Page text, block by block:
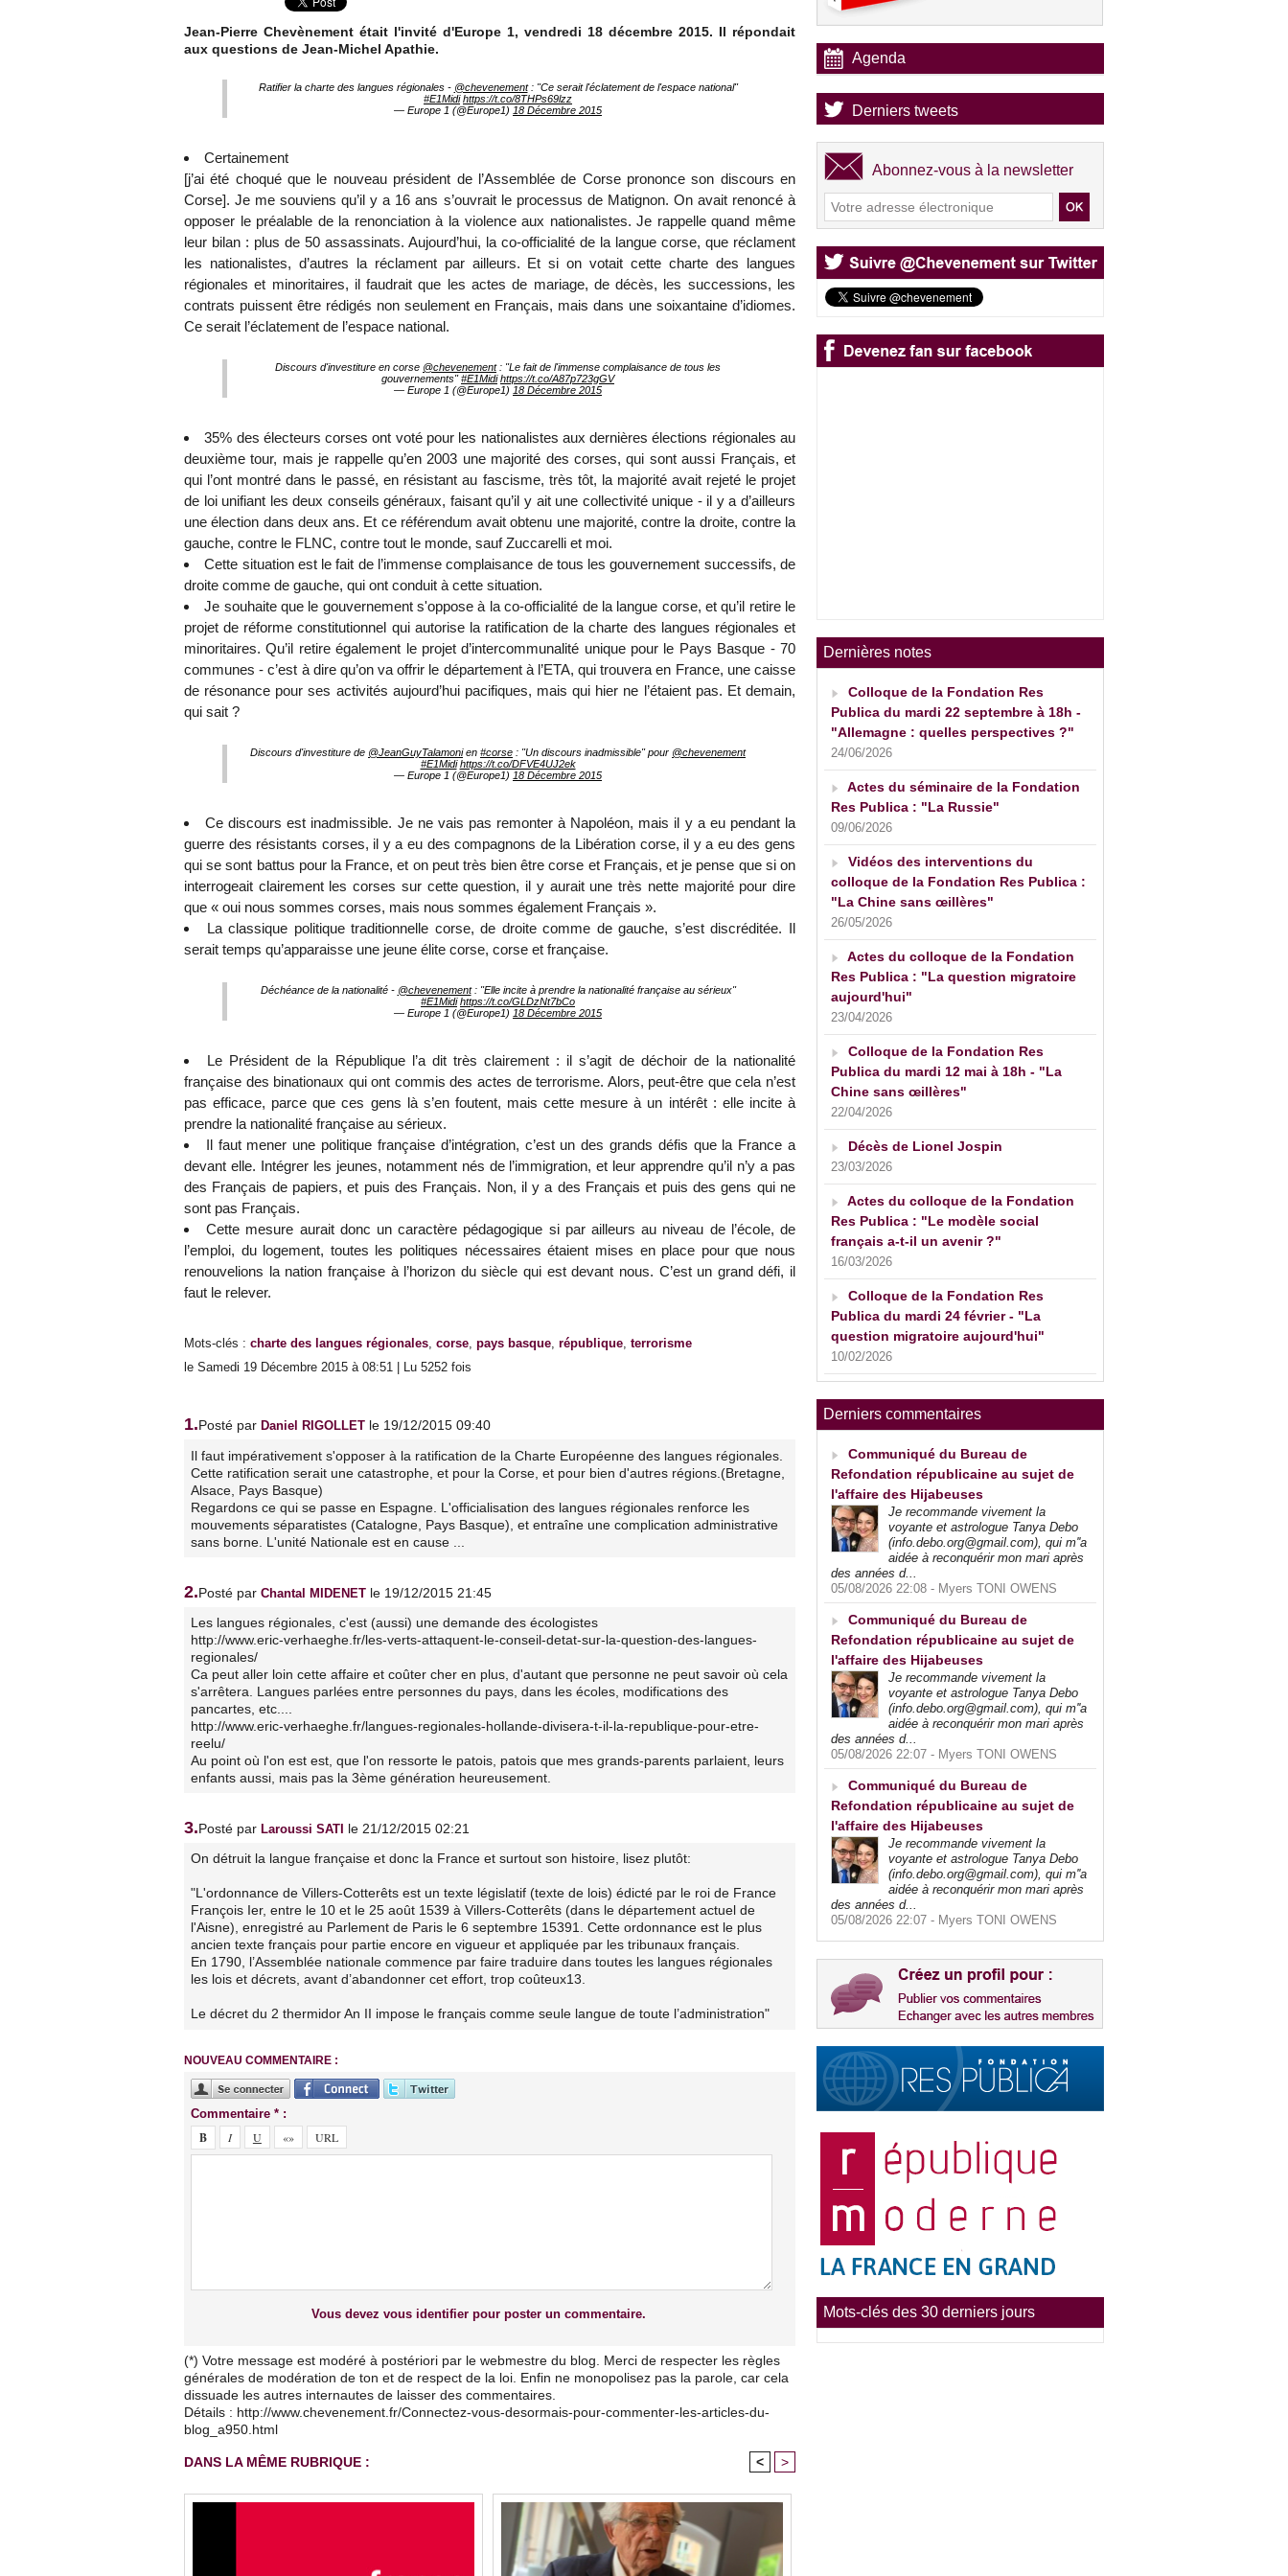
Jean-Pierre Chevènement était l'invité d'Europe 1, vendredi 18 décembre 2015. Il répondait
aux questions de Jean-Michel Apathie.
Ratifier la charte des langues régionales - @chevenement: "Ce serait l'éclatement de l'espace national"
#E1Midi https://t.co/8THPs69lzz
— Europe 1 (@Europe1) 18 Décembre 2015
Certainement
[j’ai été choqué que le nouveau président de l’Assemblée de Corse prononce son discours en
Corse]. Je me souviens qu’il y a 16 ans s’ouvrait le processus de Matignon. On avait renoncé à
opposer le préalable de la renonciation à la violence aux nationalistes. Je rappelle quand même
leur bilan : plus de 50 assassinats. Aujourd’hui, la co-officialité de la langue corse, que réclament
les nationalistes, d’autres la réclament par ailleurs. Et si on votait cette charte des langues
régionales et minoritaires, il faudrait que les actes de mariage, de décès, les successions, les
contrats puissent être rédigés non seulement en Français, mais dans une soixantaine d’idiomes.
Ce serait l’éclatement de l’espace national.
Discours d'investiture en corse @chevenement: "Le fait de l'immense complaisance de tous les
gouvernements"#E1Midi https://t.co/A87p723gGV
— Europe 1 (@Europe1) 18 Décembre 2015
35% des électeurs corses ont voté pour les nationalistes aux dernières élections régionales au
deuxième tour, mais je rappelle qu’en 2003 une majorité des corses, qui sont aussi Français, et
qui l’ont montré dans le passé, en résistant au fascisme, très tôt, la majorité avait rejeté le projet
de loi unifiant les deux conseils généraux, faisant qu’il y ait une collectivité unique - il y a d’ailleurs
une élection dans deux ans. Et ce référendum avait obtenu une majorité, contre la droite, contre la
gauche, contre le FLNC, contre tout le monde, sauf Zuccarelli et moi.
Cette situation est le fait de l’immense complaisance de tous les gouvernement successifs, de
droite comme de gauche, qui ont conduit à cette situation.
Je souhaite que le gouvernement s'oppose à la co-officialité de la langue corse, et qu’il retire le
projet de réforme constitutionnel qui autorise la ratification de la charte des langues régionales et
minoritaires. Qu’il retire également le projet d’intercommunalité unique pour le Pays Basque - 70
communes - c’est à dire qu’on va offrir le département à l’ETA, qui trouvera en France, une caisse
de résonance pour ses activités aujourd’hui pacifiques, mais qui hier ne l’étaient pas. Et demain,
qui sait ?
Discours d'investiture de @JeanGuyTalamonien #corse : "Un discours inadmissible" pour @chevenement
#E1Midi https://t.co/DFVE4UJ2ek
— Europe 1 (@Europe1) 18 Décembre 2015
Ce discours est inadmissible. Je ne vais pas remonter à Napoléon, mais il y a eu pendant la
guerre des résistants corses, il y a eu des compagnons de la Libération corse, il y a eu des gens
qui se sont battus pour la France, et on peut très bien être corse et Français, et je pense que si on
interrogeait clairement les corses sur cette question, il y aurait une très nette majorité pour dire
que « oui nous sommes corses, mais nous sommes également Français ».
La classique politique traditionnelle corse, de droite comme de gauche, s’est discréditée. Il
serait temps qu’apparaisse une jeune élite corse, corse et française.
Déchéance de la nationalité - @chevenement: "Elle incite à prendre la nationalité française au sérieux"
#E1Midi https://t.co/GLDzNt7bCo
— Europe 1 (@Europe1) 18 Décembre 2015
Le Président de la République l’a dit très clairement : il s’agit de déchoir de la nationalité
française des binationaux qui ont commis des actes de terrorisme. Alors, peut-être que cela n’est
pas efficace, parce que ces gens là s’en foutent, mais cette mesure à un intérêt : elle incite à
prendre la nationalité française au sérieux.
Il faut mener une politique française d’intégration, c’est un des grands défis que la France a
devant elle. Intégrer les jeunes, notamment nés de l’immigration, et leur apprendre qu’il n’y a pas
des Français de papiers, et puis des Français. Non, il y a des Français et puis des gens qui ne
sont pas Français.
Cette mesure aurait donc un caractère pédagogique si par ailleurs au niveau de l’école, de
l’emploi, du logement, toutes les politiques nécessaires étaient mises en place pour que nous
renouvelions la nation française à l’horizon du siècle qui est devant nous. C’est un grand défi, il
faut le relever.
Mots-clés : charte des langues régionales, corse, pays basque, république, terrorisme
le Samedi 19 Décembre 2015 à 08:51 | Lu 5252 fois
1.Posté par Daniel RIGOLLET le 19/12/2015 09:40
Il faut impérativement s'opposer à la ratification de la Charte Européenne des langues régionales.
Cette ratification serait une catastrophe, et pour la Corse, et pour bien d'autres régions.(Bretagne,
Alsace, Pays Basque)
Regardons ce qui se passe en Espagne. L'officialisation des langues régionales renforce les
mouvements séparatistes (Catalogne, Pays Basque), et entraîne une complication administrative
sans borne. L'unité Nationale est en cause ...
2.Posté par Chantal MIDENET le 19/12/2015 21:45
Les langues régionales, c'est (aussi) une demande des écologistes
http://www.eric-verhaeghe.fr/les-verts-attaquent-le-conseil-detat-sur-la-question-des-langues-
regionales/
Ca peut aller loin cette affaire et coûter cher en plus, d'autant que personne ne peut savoir où cela
s'arrêtera. Langues parlées entre personnes du pays, dans les écoles, modifications des
pancartes, etc....
http://www.eric-verhaeghe.fr/langues-regionales-hollande-divisera-t-il-la-republique-pour-etre-
reelu/
Au point où l'on est est, que l'on ressorte le patois, patois que mes grands-parents parlaient, leurs
enfants aussi, mais pas la 3ème génération heureusement.
3.Posté par Laroussi SATI le 21/12/2015 02:21
On détruit la langue française et donc la France et surtout son histoire, lisez plutôt:
"L'ordonnance de Villers-Cotterêts est un texte législatif (texte de lois) édicté par le roi de France
François Ier, entre le 10 et le 25 août 1539 à Villers-Cotterêts (dans le département actuel de
l'Aisne), enregistré au Parlement de Paris le 6 septembre 15391. Cette ordonnance est le plus
ancien texte français pour partie encore en vigueur et appliquée par les tribunaux français.
En 1790, l’Assemblée nationale commence par faire traduire dans toutes les langues régionales
les lois et décrets, avant d’abandonner cet effort, trop coûteux13.
Le décret du 2 thermidor An II impose le français comme seule langue de toute l’administration"
NOUVEAU COMMENTAIRE :
Commentaire * :
Vous devez vous identifier pour poster un commentaire.
(*) Votre message est modéré à postériori par le webmestre du blog. Merci de respecter les règles
générales de modération de ton et de respect de la loi. Enfin ne monopolisez pas la parole, car cela
dissuade les autres internautes de laisser des commentaires.
Détails : http://www.chevenement.fr/Connectez-vous-desormais-pour-commenter-les-articles-du-
blog_a950.html
DANS LA MÊME RUBRIQUE : < >
Agenda
Derniers tweets
Abonnez-vous à la newsletter
Dernières notes
Colloque de la Fondation Res
Publica du mardi 22 septembre à 18h -
"Allemagne : quelles perspectives ?"
24/06/2026
Actes du séminaire de la Fondation
Res Publica : "La Russie"
09/06/2026
Vidéos des interventions du
colloque de la Fondation Res Publica :
"La Chine sans œillères"
26/05/2026
Actes du colloque de la Fondation
Res Publica : "La question migratoire
aujourd'hui"
23/04/2026
Colloque de la Fondation Res
Publica du mardi 12 mai à 18h - "La
Chine sans œillères"
22/04/2026
Décès de Lionel Jospin
23/03/2026
Actes du colloque de la Fondation
Res Publica : "Le modèle social
français a-t-il un avenir ?"
16/03/2026
Colloque de la Fondation Res
Publica du mardi 24 février - "La
question migratoire aujourd'hui"
10/02/2026
Derniers commentaires
Communiqué du Bureau de
Refondation républicaine au sujet de
l'affaire des Hijabeuses
Je recommande vivement la
voyante et astrologue Tanya Debo
(info.debo.org@gmail.com), qui m''a
aidée à reconquérir mon mari après
des années d...
05/08/2026 22:08 - Myers TONI OWENS
Communiqué du Bureau de
Refondation républicaine au sujet de
l'affaire des Hijabeuses
Je recommande vivement la
voyante et astrologue Tanya Debo
(info.debo.org@gmail.com), qui m''a
aidée à reconquérir mon mari après
des années d...
05/08/2026 22:07 - Myers TONI OWENS
Communiqué du Bureau de
Refondation républicaine au sujet de
l'affaire des Hijabeuses
Je recommande vivement la
voyante et astrologue Tanya Debo
(info.debo.org@gmail.com), qui m''a
aidée à reconquérir mon mari après
des années d...
05/08/2026 22:07 - Myers TONI OWENS
Mots-clés des 30 derniers jours